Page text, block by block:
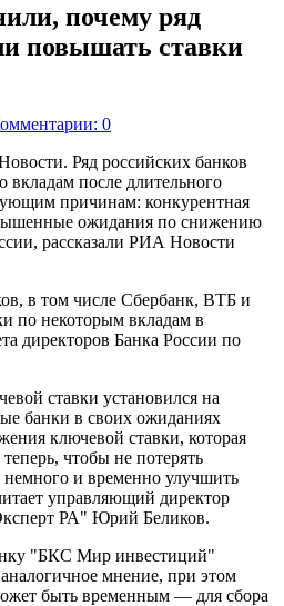
почему ряд
повышать ставки
0
Ряд российских банков
вкладам после длительного
причинам: конкурентная
ожидания по снижению
рассказали РИА Новости
в том числе Сбербанк, ВТБ и
по некоторым вкладам в
директоров Банка России по
ставки установился на
банки в своих ожиданиях
ключевой ставки, которая
чтобы не потерять
и временно улучшить
управляющий директор
РА" Юрий Беликов.
"БКС Мир инвестиций"
мнение, при этом
быть временным — для сбора